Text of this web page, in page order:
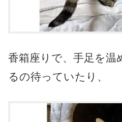
香箱座りで、手足を温
るの待っていたり、